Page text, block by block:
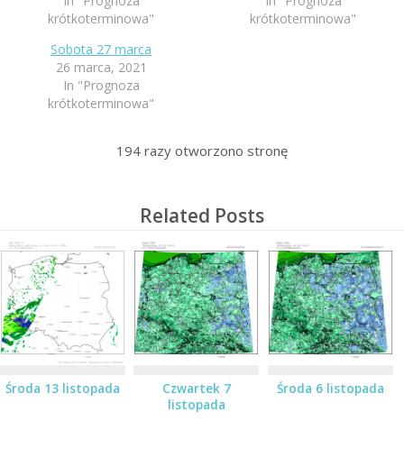
krótkoterminowa"
krótkoterminowa"
Sobota 27 marca
26 marca, 2021
In "Prognoza
krótkoterminowa"
194 razy otworzono stronę
Related Posts
Środa 13 listopada
Czwartek 7
listopada
Środa 6 listopada